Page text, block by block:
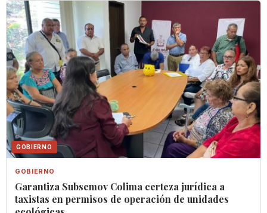
GOBIERNO
GOBIERNO
Garantiza Subsemov Colima certeza jurídica a
taxistas en permisos de operación de unidades